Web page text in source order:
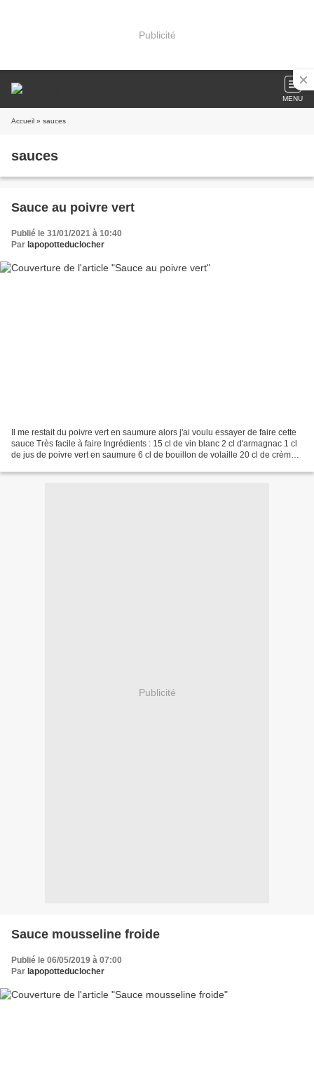
Publicité
MENU
Accueil » sauces
sauces
Sauce au poivre vert
Publié le 31/01/2021 à 10:40
Par lapopotteduclocher
Il me restait du poivre vert en saumure alors j'ai voulu essayer de faire cette
sauce Très facile à faire Ingrédients : 15 cl de vin blanc 2 cl d'armagnac 1 cl
de jus de poivre vert en saumure 6 cl de bouillon de volaille 20 cl de crème
Publicité
Sauce mousseline froide
Publié le 06/05/2019 à 07:00
Par lapopotteduclocher